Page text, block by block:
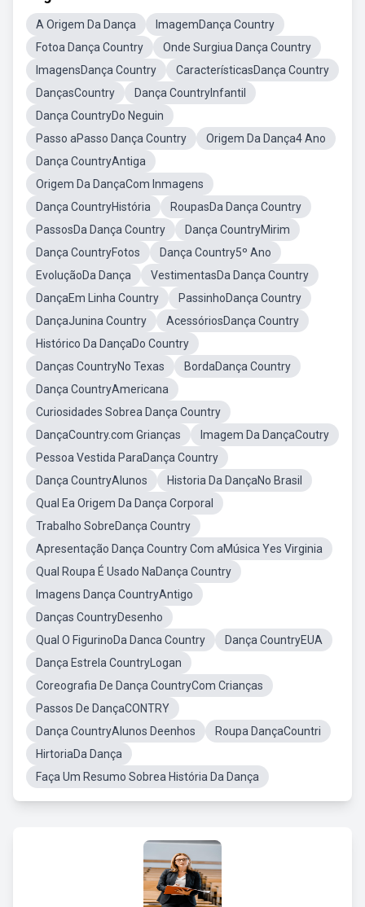
A Origem Da Dança
ImagemDança Country
Fotoa Dança Country
Onde Surgiua Dança Country
ImagensDança Country
CaracterísticasDança Country
DançasCountry
Dança CountryInfantil
Dança CountryDo Neguin
Passo aPasso Dança Country
Origem Da Dança4 Ano
Dança CountryAntiga
Origem Da DançaCom Inmagens
Dança CountryHistória
RoupasDa Dança Country
PassosDa Dança Country
Dança CountryMirim
Dança CountryFotos
Dança Country5º Ano
EvoluçãoDa Dança
VestimentasDa Dança Country
DançaEm Linha Country
PassinhoDança Country
DançaJunina Country
AcessóriosDança Country
Histórico Da DançaDo Country
Danças CountryNo Texas
BordaDança Country
Dança CountryAmericana
Curiosidades Sobrea Dança Country
DançaCountry.com Grianças
Imagem Da DançaCoutry
Pessoa Vestida ParaDança Country
Dança CountryAlunos
Historia Da DançaNo Brasil
Qual Ea Origem Da Dança Corporal
Trabalho SobreDança Country
Apresentação Dança Country Com aMúsica Yes Virginia
Qual Roupa É Usado NaDança Country
Imagens Dança CountryAntigo
Danças CountryDesenho
Qual O FigurinoDa Danca Country
Dança CountryEUA
Dança Estrela CountryLogan
Coreografia De Dança CountryCom Crianças
Passos De DançaCONTRY
Dança CountryAlunos Deenhos
Roupa DançaCountri
HirtoriaDa Dança
Faça Um Resumo Sobrea História Da Dança